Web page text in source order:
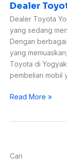
Dealer
Dealer Toyota
yang sedang
Dengan
yang
Toyota di
pembelian mobil
Read More »
Cari